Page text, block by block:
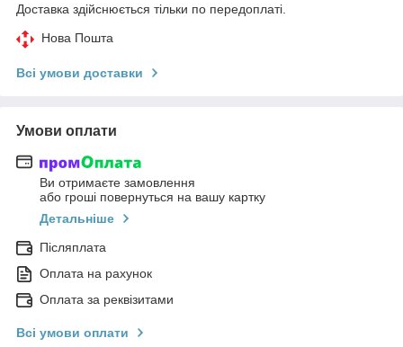
Доставка здійснюється тільки по передоплаті.
Нова Пошта
Всі умови доставки
Умови оплати
Ви отримаєте замовлення
або гроші повернуться на вашу картку
Детальніше
Післяплата
Оплата на рахунок
Оплата за реквізитами
Всі умови оплати